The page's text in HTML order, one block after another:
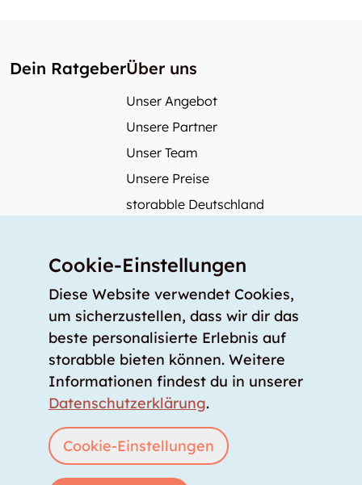
Dein RatgeberÜber uns
Unser Angebot
Unsere Partner
Unser Team
Unsere Preise
storabble Deutschland
Mehr über storabble
Medienbeiträge
Wie gross muss ein Lagerraum sein?
Was kostet ein Lagerraum?
Für Lageranbieter
Anmelden Lagerraum inserieren
Cookie-Einstellungen
Diese Website verwendet Cookies,
um sicherzustellen, dass wir dir das
beste personalisierte Erlebnis auf
storabble bieten können. Weitere
Informationen findest du in unserer
Datenschutzerklärung.
Cookie-Einstellungen